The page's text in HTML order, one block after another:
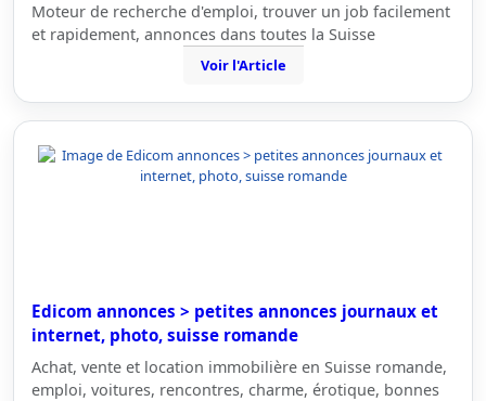
Moteur de recherche d'emploi, trouver un job facilement
et rapidement, annonces dans toutes la Suisse
Voir l'Article
Edicom annonces > petites annonces journaux et
internet, photo, suisse romande
Achat, vente et location immobilière en Suisse romande,
emploi, voitures, rencontres, charme, érotique, bonnes